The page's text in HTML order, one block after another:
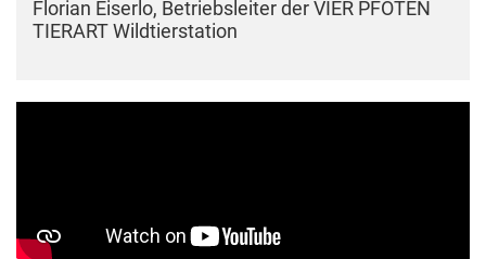
Florian Eiserlo, Betriebsleiter der VIER PFOTEN
TIERART Wildtierstation